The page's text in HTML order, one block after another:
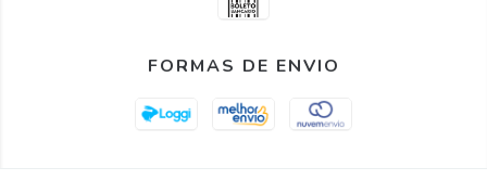
FORMAS DE ENVIO